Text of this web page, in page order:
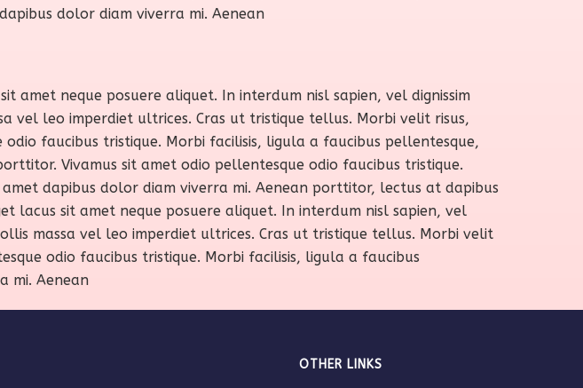
dolor diam viverra mi. Aenean
amet neque posuere aliquet. In interdum nisl sapien, vel dignissim
vel leo imperdiet ultrices. Cras ut tristique tellus. Morbi velit risus,
faucibus tristique. Morbi facilisis, ligula a faucibus pellentesque,
Vivamus sit amet odio pellentesque odio faucibus tristique.
dapibus dolor diam viverra mi. Aenean porttitor, lectus at dapibus
lacus sit amet neque posuere aliquet. In interdum nisl sapien, vel
massa vel leo imperdiet ultrices. Cras ut tristique tellus. Morbi velit
odio faucibus tristique. Morbi facilisis, ligula a faucibus
mi. Aenean
OTHER LINKS